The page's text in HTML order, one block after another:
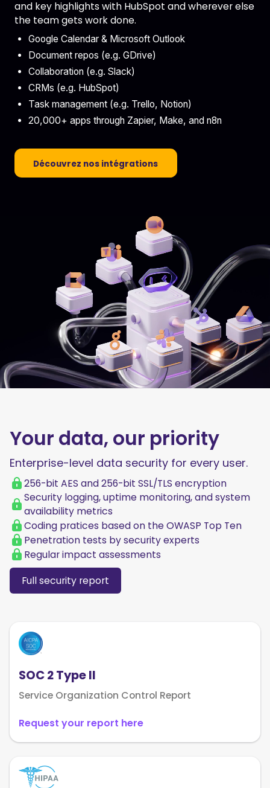
and key highlights with HubSpot and wherever else
the team gets work done.
Google Calendar & Microsoft Outlook
Document repos (e.g. GDrive)
Collaboration (e.g. Slack)
CRMs (e.g. HubSpot)
Task management (e.g. Trello, Notion)
20,000+ apps through Zapier, Make, and n8n
Découvrez nos intégrations
Your data, our priority
Enterprise-level data security for every user.
256-bit AES and 256-bit SSL/TLS encryption
Security logging, uptime monitoring, and system
availability metrics
Coding pratices based on the OWASP Top Ten
Penetration tests by security experts
Regular impact assessments
Full security report
SOC 2 Type II
Service Organization Control Report
Request your report here